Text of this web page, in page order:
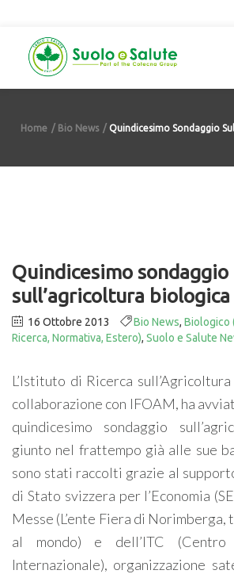
Home Bio News Quindicesimo Sondaggio
Quindicesimo sondaggio
sull’agricoltura biologica
16 Ottobre 2013 Bio News, Biologico
Ricerca, Normativa, Estero), Suolo e Salute
L’Istituto di Ricerca
collaborazione con IFOAM, ha
quindicesimo sondaggio
giunto nel frattempo già alle sue
sono stati raccolti grazie al
di Stato svizzera per l’Economia
Messe (L’ente Fiera di
al mondo) e dell’ITC (Centro
Internazionale), organizzazione